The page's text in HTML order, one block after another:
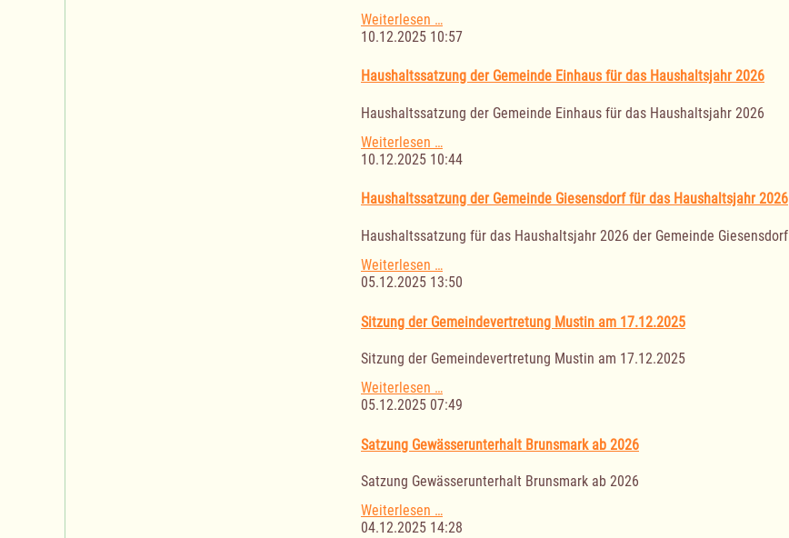
Weiterlesen …
des
Sterley
für
Haushaltsjahr
10.12.2025 10:57
Haushaltssatzung der Gemeinde Einhaus für das Haushaltsjahr 2026
Haushaltssatzung der Gemeinde Einhaus für das Haushaltsjahr 2026
Weiterlesen …
der
Einhaus
für
Haushaltsjahr
10.12.2025 10:44
Haushaltssatzung der Gemeinde Giesensdorf für das Haushaltsjahr 2026
Haushaltssatzung für das Haushaltsjahr 2026 der Gemeinde Giesensdorf
Weiterlesen …Haushaltssatzung
der
Giesensdorf
für
Haushaltsjahr
05.12.2025 13:50
Sitzung der Gemeindevertretung Mustin am 17.12.2025
Sitzung der Gemeindevertretung Mustin am 17.12.2025
Weiterlesen …Sitzung
der
Mustin
am
17.12.2025
05.12.2025 07:49
Satzung Gewässerunterhalt Brunsmark ab 2026
Satzung Gewässerunterhalt Brunsmark ab 2026
Weiterlesen …Satzung
Gewässerunterhalt
04.12.2025 14:28